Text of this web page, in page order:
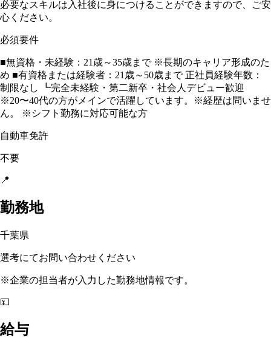
必要なスキルは入社後に身につけることができますので、ご安
⼼ください。
必須要件
■無資格・未経験：21歳～35歳まで ※長期のキャリア形成のた
め ■有資格または経験者：21歳～50歳まで 正社員経験年数：
制限なし ┗完全未経験・第⼆新卒・社会⼈デビュー歓迎
※20〜40代の方がメインで活躍しています。※経歴は問いませ
ん。 ※シフト勤務に対応可能な方
自動車免許
不要
📍
勤務地
千葉県
選考にてお問い合わせください
※企業の担当者が入力した勤務地情報です。
💴
給与